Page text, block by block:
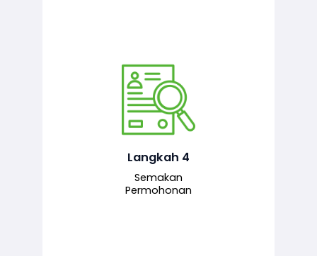
Langkah 4
Semakan
Permohonan
Pegawai penyemak menyemak
maklumat yang dikemukakan. Jika
semua maklumat adalah lengkap dan
kepada pegawai pelulus untuk
tindakan seterusnya.